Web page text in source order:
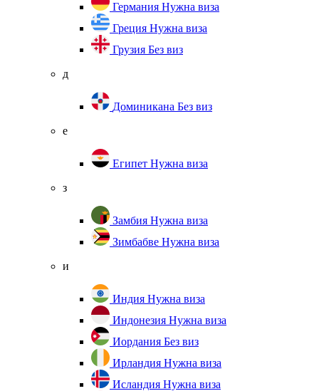
Германия Нужна виза
Греция Нужна виза
Грузия Без виз
д
Доминикана Без виз
е
Египет Нужна виза
з
Замбия Нужна виза
Зимбабве Нужна виза
и
Индия Нужна виза
Индонезия Нужна виза
Иордания Без виз
Ирландия Нужна виза
Исландия Нужна виза